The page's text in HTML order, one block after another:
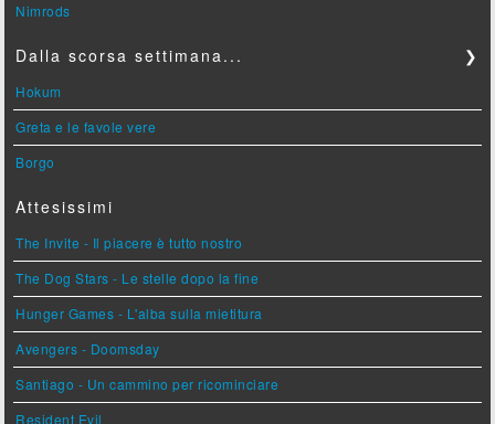
Nimrods
Dalla scorsa settimana... ❯
Hokum
Greta e le favole vere
Borgo
Attesissimi
The Invite - Il piacere è tutto nostro
The Dog Stars - Le stelle dopo la fine
Hunger Games - L'alba sulla mietitura
Avengers - Doomsday
Santiago - Un cammino per ricominciare
Resident Evil